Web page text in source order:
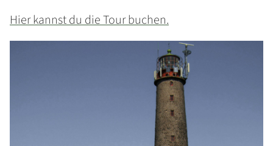
Hier kannst du die Tour buchen.